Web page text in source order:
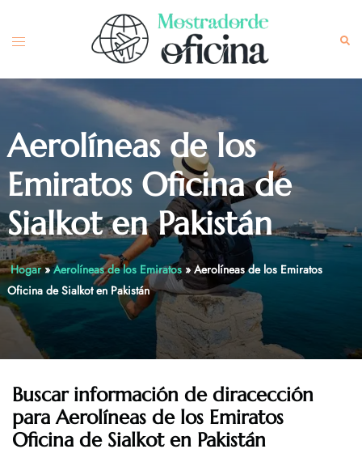
content
Toggle
Aerolíneas de los
Emiratos Oficina de
Sialkot en Pakistán
Hogar»Aerolíneas de los Emiratos»Aerolíneas de los Emiratos
Oficina de Sialkot en Pakistán
Buscar información de diracección
para Aerolíneas de los Emiratos
Oficina de Sialkot en Pakistán